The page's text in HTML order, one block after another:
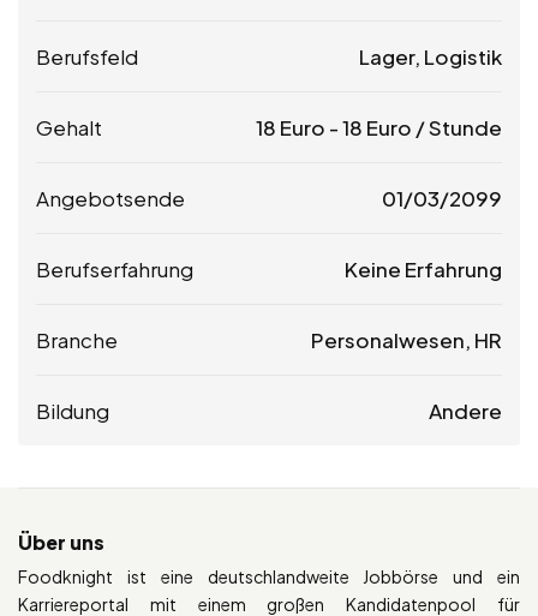
Berufsfeld Lager, Logistik
Gehalt 18 Euro -18 Euro / Stunde
Angebotsende 01/03/2099
Berufserfahrung Keine Erfahrung
Branche Personalwesen, HR
Bildung Andere
Über uns
Foodknight ist eine deutschlandweite Jobbörse und ein
Karriereportal mit einem großen Kandidatenpool für